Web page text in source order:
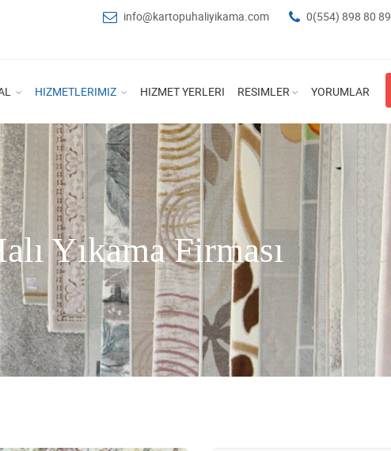
info@kartopuhaliyikama.com 0(554) 898 80 89
HIZMETLERIMIZ HIZMET YERLERI RESIMLER YORUMLAR
Yıkama Firması